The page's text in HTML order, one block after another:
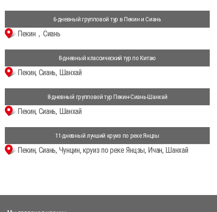
6-дневный групповой тур в Пекин и Сиань
Пекин，Сиань
8-дневный классический тур по Китаю
Пекин, Сиань, Шанхай
8-дневный групповой тур Пекин-Сиань-Шанхай
Пекин, Сиань, Шанхай
11-дневный лучший круиз по реке Янцзы
Пекин, Сиань, Чунцин, круиз по реке Янцзы, Ичан, Шанхай